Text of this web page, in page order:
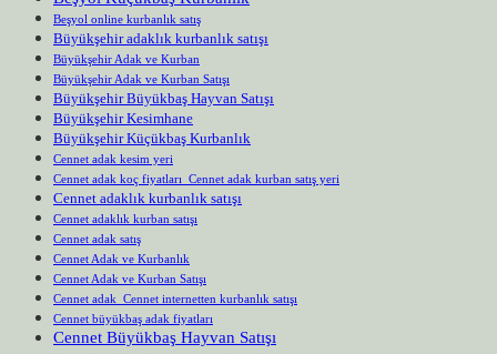
Beşyol online kurbanlık satış
Büyükşehir adaklık kurbanlık satışı
Büyükşehir Adak ve Kurban
Büyükşehir Adak ve Kurban Satışı
Büyükşehir Büyükbaş Hayvan Satışı
Büyükşehir Kesimhane
Büyükşehir Küçükbaş Kurbanlık
Cennet adak kesim yeri
Cennet adak koç fiyatları Cennet adak kurban satış yeri
Cennet adaklık kurbanlık satışı
Cennet adaklık kurban satışı
Cennet adak satış
Cennet Adak ve Kurbanlık
Cennet Adak ve Kurban Satışı
Cennet adak Cennet internetten kurbanlık satışı
Cennet büyükbaş adak fiyatları
Cennet Büyükbaş Hayvan Satışı